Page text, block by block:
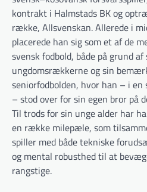
kontrakt i Halmstads BK og
række, Allsvenskan. Allerede i
placerede han sig som et af de
svensk fodbold, både på grund
ungdomsrækkerne og sin
seniorfodbolden, hvor han – i
– stod over for sin egen bror på
Til trods for sin unge alder har
en række milepæle, som
spiller med både tekniske
og mental robusthed til at
rangstige.